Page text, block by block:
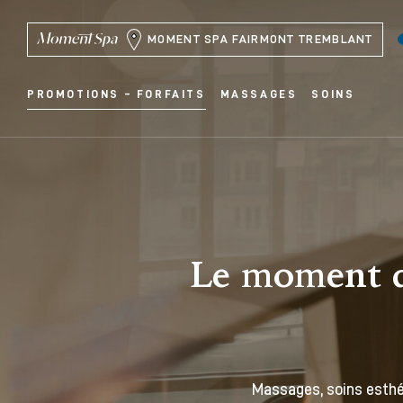
MOMENT SPA FAIRMONT TREMBLANT
PROMOTIONS – FORFAITS MASSAGES SOINS
Le moment
Massages, soins